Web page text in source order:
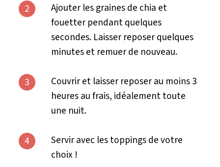
2
Ajouter les graines de chia et
fouetter pendant quelques
secondes. Laisser reposer quelques
minutes et remuer de nouveau.
3
Couvrir et laisser reposer au moins 3
heures au frais, idéalement toute
une nuit.
4
Servir avec les toppings de votre
choix !